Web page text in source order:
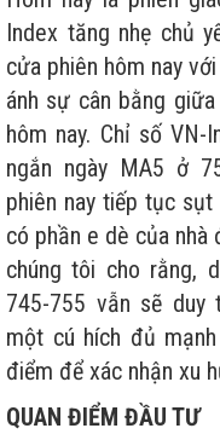
Index tăng nhẹ chủ
cửa phiên hôm nay
ánh sự cân bằng
hôm nay. Chỉ số
ngắn ngày MA5 ở
phiên nay tiếp tục
có phần e dè của nhà
chúng tôi cho rằng,
745-755 vẫn sẽ
một cú hích đủ
điểm để xác nhận xu
QUAN ĐIỂM ĐẦU TƯ